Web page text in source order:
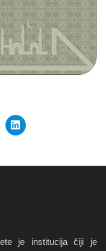
je institucija čiji je